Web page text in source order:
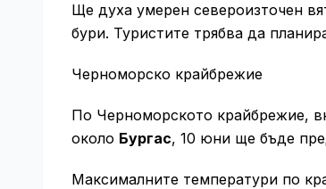
Ще духа умерен североизточен
бури. Туристите трябва да
Черноморско крайбрежие
По Черноморското крайбрежие,
около Бургас, 10 юни ще бъде
Максималните температури по